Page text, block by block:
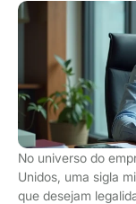
No universo do
Unidos, uma sigla
que desejam